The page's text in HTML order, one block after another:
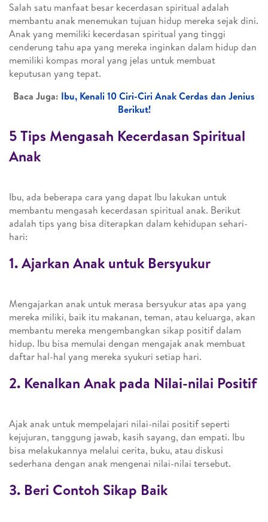
Salah satu manfaat besar kecerdasan spiritual adalah
membantu anak menemukan tujuan hidup mereka sejak dini.
Anak yang memiliki kecerdasan spiritual yang tinggi
cenderung tahu apa yang mereka inginkan dalam hidup dan
memiliki kompas moral yang jelas untuk membuat
keputusan yang tepat.
Baca Juga: Ibu, Kenali 10 Ciri-Ciri Anak Cerdas dan Jenius
Berikut!
5 Tips Mengasah Kecerdasan Spiritual
Anak
Ibu, ada beberapa cara yang dapat Ibu lakukan untuk
membantu mengasah kecerdasan spiritual anak. Berikut
adalah tips yang bisa diterapkan dalam kehidupan sehari-
hari:
1. Ajarkan Anak untuk Bersyukur
Mengajarkan anak untuk merasa bersyukur atas apa yang
mereka miliki, baik itu makanan, teman, atau keluarga, akan
membantu mereka mengembangkan sikap positif dalam
hidup. Ibu bisa memulai dengan mengajak anak membuat
daftar hal-hal yang mereka syukuri setiap hari.
2. Kenalkan Anak pada Nilai-nilai Positif
Ajak anak untuk mempelajari nilai-nilai positif seperti
kejujuran, tanggung jawab, kasih sayang, dan empati. Ibu
bisa melakukannya melalui cerita, buku, atau diskusi
sederhana dengan anak mengenai nilai-nilai tersebut.
3. Beri Contoh Sikap Baik